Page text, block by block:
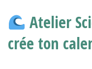
Atelier
crée ton